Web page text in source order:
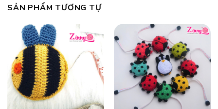
SẢN PHẨM TƯƠNG TỰ